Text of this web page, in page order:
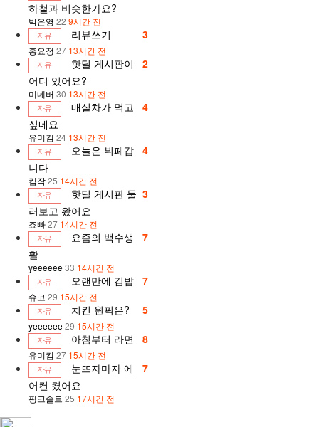
하철과 비슷한가요?
박은영 22 9시간 전
3
자유 리뷰쓰기
홍요정 27 13시간 전
2
자유
핫딜 게시판이
어디 있어요?
미네버 30 13시간 전
4
자유
매실차가 먹고
싶네요
유미킴 24 13시간 전
4
자유
오늘은 뷔페갑
니다
킴작25 14시간 전
3
자유
핫딜 게시판 둘
러보고 왔어요
죠빠27 14시간 전
7
자유
요즘의 백수생
활
yeeeeee33 14시간 전
7
자유 오랜만에 김밥
슈코 29 15시간 전
5
자유 치킨 원픽은?
yeeeeee29 15시간 전
8
자유 아침부터 라면
유미킴 27 15시간 전
7
자유
눈뜨자마자 에
어컨 켰어요
핑크솔트 25 17시간 전